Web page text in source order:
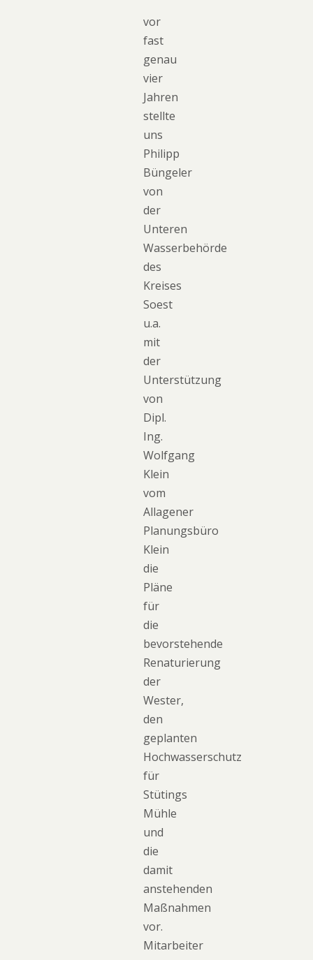
vor
fast
genau
vier
Jahren
stellte
uns
Philipp
Büngeler
von
der
Unteren
Wasserbehörde
des
Kreises
Soest
u.a.
mit
der
Unterstützung
von
Dipl.
Ing.
Wolfgang
Klein
vom
Allagener
Planungsbüro
Klein
die
Pläne
für
die
bevorstehende
Renaturierung
der
Wester,
den
geplanten
Hochwasserschutz
für
Stütings
Mühle
und
die
damit
anstehenden
Maßnahmen
vor.
Mitarbeiter